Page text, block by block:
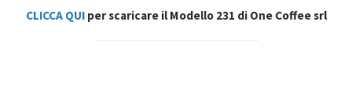
CLICCA QUIper scaricare il Modello 231 di One Coffee srl